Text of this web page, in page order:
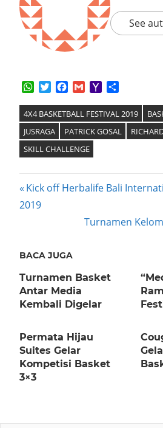
See
WhatsApp
TwitterFacebook
GmailYahoo
4X4 BASKETBALL FESTIVAL 2019
JUSRAGA
PATRICK GOSAL
SKILL CHALLENGE
Post
navigation
Previous
Post:
Kick off Herbalife Bali
2019
Next
Turnamen
BACA JUGA
Turnamen Basket
Antar Media
Kembali Digelar
Permata Hijau
Suites Gelar
Kompetisi Basket
3×3